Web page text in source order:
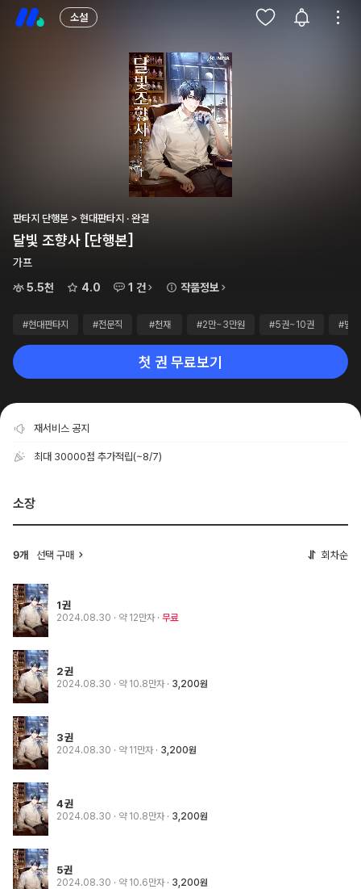
소설
판타지 단행본 > 현대판타지 · 완결
달빛 조향사 [단행본]
가프
5.5천
4.0 1 건 작품정보
#현대판타지 #전문직 #천재 #2만~3만원 #5권~10권 #별
첫 권 무료보기
재서비스 공지
최대 30000점 추가적립(~8/7)
소장
9개 선택 구매 회차순
1권
2024.08.30 · 약 12만자 무료
2권
2024.08.30 · 약 10.8만자 3,200원
3권
2024.08.30 · 약 11만자 3,200원
4권
2024.08.30 · 약 10.8만자 3,200원
5권
2024.08.30 · 약 10.6만자 3,200원